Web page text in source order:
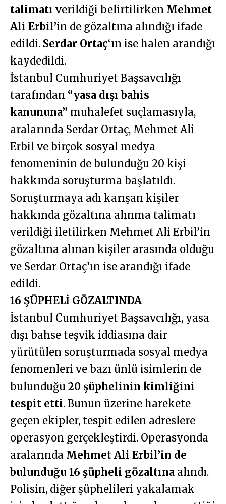
talimatı verildiği belirtilirken Mehmet
Ali Erbil’in de gözaltına alındığı ifade
edildi. Serdar Ortaç‘ın ise halen arandığı
kaydedildi.
İstanbul Cumhuriyet Başsavcılığı
tarafından “yasa dışı bahis
kanununa” muhalefet suçlamasıyla,
aralarında Serdar Ortaç, Mehmet Ali
Erbil ve birçok sosyal medya
fenomeninin de bulunduğu 20 kişi
hakkında soruşturma başlatıldı.
Soruşturmaya adı karışan kişiler
hakkında gözaltına alınma talimatı
verildiği iletilirken Mehmet Ali Erbil’in
gözaltına alınan kişiler arasında olduğu
ve Serdar Ortaç’ın ise arandığı ifade
edildi.
16 ŞÜPHELİ GÖZALTINDA
İstanbul Cumhuriyet Başsavcılığı, yasa
dışı bahse teşvik iddiasına dair
yürütülen soruşturmada sosyal medya
fenomenleri ve bazı ünlü isimlerin de
bulunduğu 20 şüphelinin kimliğini
tespit etti. Bunun üzerine harekete
geçen ekipler, tespit edilen adreslere
operasyon gerçekleştirdi. Operasyonda
aralarında Mehmet Ali Erbil’in de
bulunduğu 16 şüpheli gözaltına alındı.
Polisin, diğer şüphelileri yakalamak